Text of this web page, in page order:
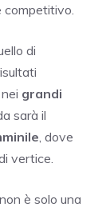
di
grandi
sarà il
, dove
vertice.
è solo una